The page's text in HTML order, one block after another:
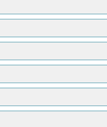
ini dapat membuat produk